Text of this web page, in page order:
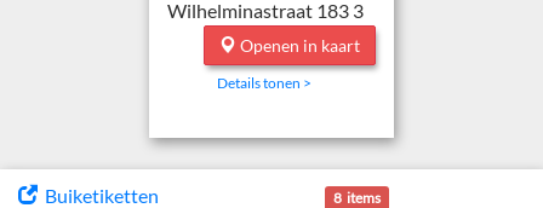
Wilhelminastraat 183 3
Openen in kaart
Details tonen >
Buiketiketten 8 items